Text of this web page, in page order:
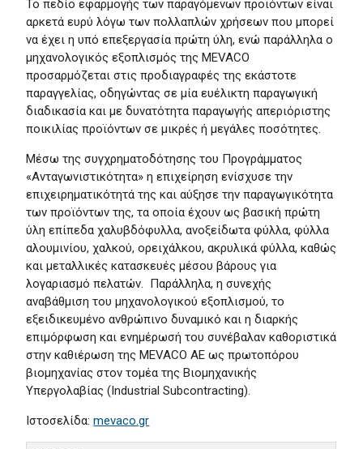
Το πεδίο εφαρμογής των παραγόμενων προϊόντων είναι
αρκετά ευρύ λόγω των πολλαπλών χρήσεων που μπορεί
να έχει η υπό επεξεργασία πρώτη ύλη, ενώ παράλληλα ο
μηχανολογικός εξοπλισμός της MEVACO
προσαρμόζεται στις προδιαγραφές της εκάστοτε
παραγγελίας, οδηγώντας σε μία ευέλικτη παραγωγική
διαδικασία και με δυνατότητα παραγωγής απεριόριστης
ποικιλίας προϊόντων σε μικρές ή μεγάλες ποσότητες.
Μέσω της συγχρηματοδότησης του Προγράμματος
«Ανταγωνιστικότητα» η επιχείρηση ενίσχυσε την
επιχειρηματικότητά της και αύξησε την παραγωγικότητα
των προϊόντων της, τα οποία έχουν ως βασική πρώτη
ύλη επίπεδα χαλυβδόφυλλα, ανοξείδωτα φύλλα, φύλλα
αλουμινίου, χαλκού, ορειχάλκου, ακρυλικά φύλλα, καθώς
και μεταλλικές κατασκευές μέσου βάρους για
λογαριασμό πελατών. Παράλληλα, η συνεχής
αναβάθμιση του μηχανολογικού εξοπλισμού, το
εξειδικευμένο ανθρώπινο δυναμικό και η διαρκής
επιμόρφωση και ενημέρωσή του συνέβαλαν καθοριστικά
στην καθιέρωση της MEVACO AE ως πρωτοπόρου
βιομηχανίας στον τομέα της Βιομηχανικής
Υπεργολαβίας (Industrial Subcontracting).
Ιστοσελίδα:mevaco.gr